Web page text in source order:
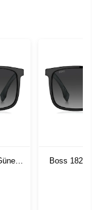
Boss